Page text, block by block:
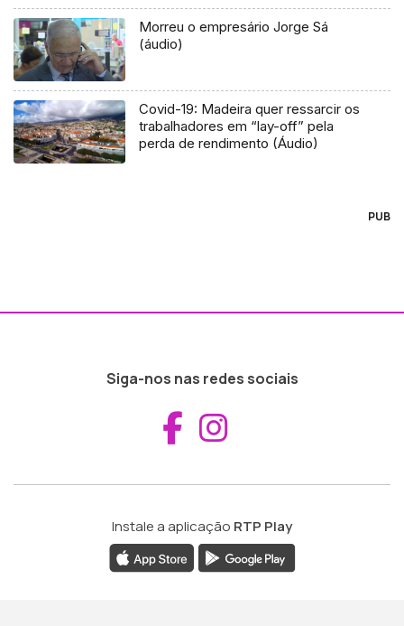
Morreu o empresário Jorge Sá
(áudio)
Covid-19: Madeira quer ressarcir os
trabalhadores em “lay-off” pela
perda de rendimento (Áudio)
PUB
Siga-nos nas redes sociais
Aceder ao
Instale a aplicação RTP Play